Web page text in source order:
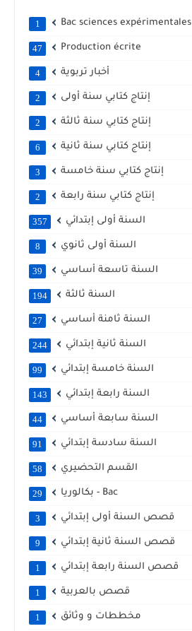
Bac sciences expérimentales
1
Production écrite
47
أخبار تربوية 4
إنتاج كتابي سنة أولى 2
إنتاج كتابي سنة ثالثة 2
إنتاج كتابي سنة ثانية 6
إنتاج كتابي سنة خامسة 3
إنتاج كتابي سنة رابعة 2
السنة أولى إبتدائي 357
السنة أولى ثانوي 8
السنة تاسعة أساسي 39
السنة ثالثة 194
السنة ثامنة أساسي 27
السنة ثانية إبتدائي 244
السنة خامسة إبتدائي 99
السنة رابعة إبتدائي 143
السنة سابعة أساسي 44
السنة سادسة إبتدائي 91
القسم التحضيري 58
بكالوريا - Bac 29
قصص السنة أولى إبتدائي 3
قصص السنة ثانية إبتدائي 9
قصص السنة رابعة إبتدائي 1
قصص بالعربية 1
مخططات و وثائق 1